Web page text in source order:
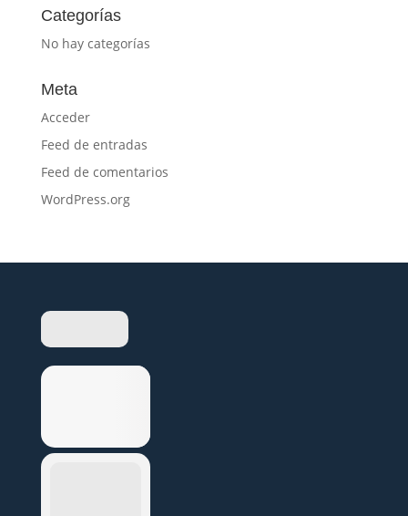
Categorías
No hay categorías
Meta
Acceder
Feed de entradas
Feed de comentarios
WordPress.org